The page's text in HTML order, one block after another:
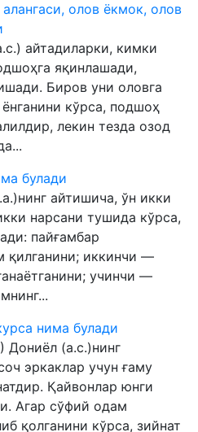
олов ёкмок, олов
айтадиларки, кимки
яқинлашади,
Биров уни оловга
кўрса, подшоҳ
лекин тезда озод
булади
айтишича, ўн икки
нарсани тушида кўрса,
пайғамбар
қилганини; иккинчи —
учинчи —
нима булади
(а.с.)нинг
эркаклар учун ғаму
Қайвонлар юнги
Агар сўфий одам
қолганини кўрса, зийнат